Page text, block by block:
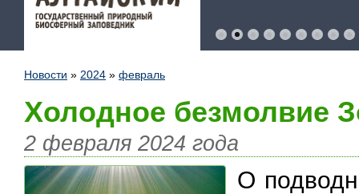
Новости » 2024 » февраль
Холодное безмолвие
2 февраля 2024 года
О